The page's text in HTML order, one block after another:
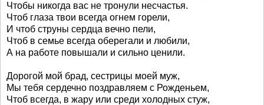
Чтобы никогда вас не тронули несчастья.
Чтоб глаза твои всегда огнем горели,
И чтоб струны сердца вечно пели,
Чтоб в семье всегда оберегали и любили,
А на работе повышали и сильно ценили.
Дорогой мой брад, сестрицы моей муж,
Мы тебя сердечно поздравляем с Рожденьем,
Чтоб всегда, в жару или среди холодных стуж,